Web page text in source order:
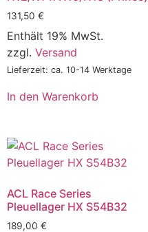
131,50 €
Enthält 19% MwSt.
zzgl. Versand
Lieferzeit: ca. 10-14 Werktage
In den Warenkorb
ACL Race Series
Pleuellager HX S54B32
189,00 €